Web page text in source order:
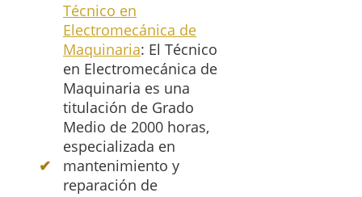
Técnico en
Electromecánica de
Maquinaria: El Técnico
en Electromecánica de
Maquinaria es una
titulación de Grado
Medio de 2000 horas,
especializada en
mantenimiento y
reparación de